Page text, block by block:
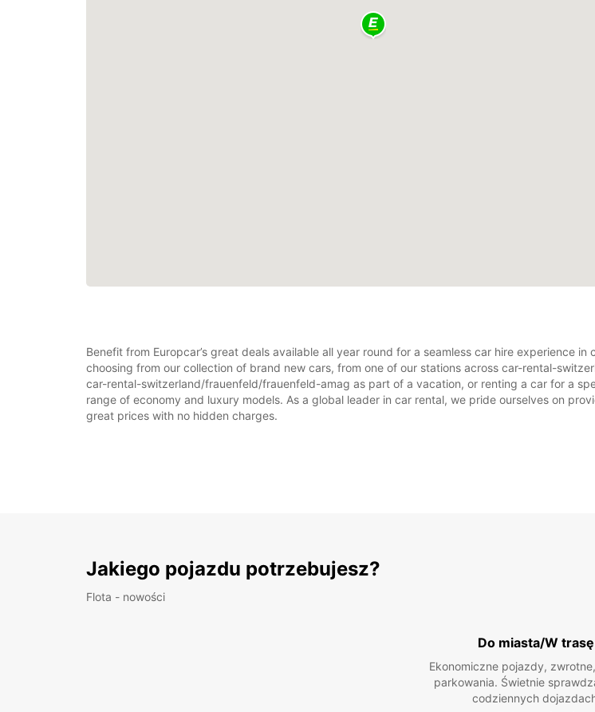
Benefit from Europcar’s great deals available all year round for a seamless car hire experience
choosing from our collection of brand new cars, from one of our stations across car-rental-
car-rental-switzerland/frauenfeld/frauenfeld-amag as part of a vacation, or renting a car for a
range of economy and luxury models. As a global leader in car rental, we pride ourselves on
great prices with no hidden charges.
Jakiego pojazdu potrzebujesz?
Flota - nowości
Do miasta/W trasę
Ekonomiczne pojazdy,
parkowania. Świetnie
codziennych